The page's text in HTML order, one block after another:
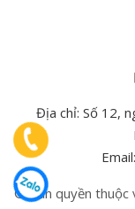
Địa chỉ: Số 12,
Email:
© Bản quyền thuộc